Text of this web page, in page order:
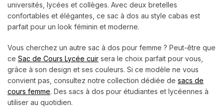
universités, lycées et collèges. Avec deux bretelles
confortables et élégantes, ce sac à dos au style cabas est
parfait pour un look féminin et moderne.
Vous cherchez un autre sac à dos pour femme ? Peut-être que
ce Sac de Cours Lycée cuir sera le choix parfait pour vous,
grâce à son design et ses couleurs. Si ce modèle ne vous
convient pas, consultez notre collection dédiée de sacs de
cours femme. Des sacs à dos pour étudiantes et lycéennes à
utiliser au quotidien.